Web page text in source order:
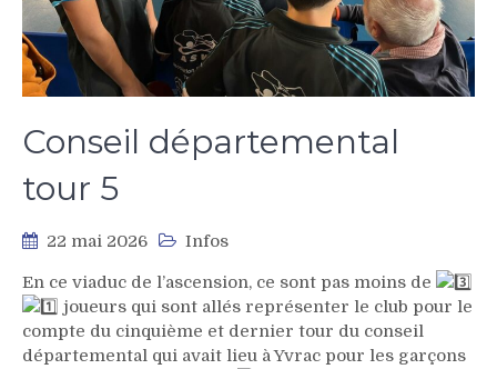
Conseil départemental
tour 5
22 mai 2026 Infos
En ce viaduc de l’ascension, ce sont pas moins de
joueurs qui sont allés représenter le club pour le
compte du cinquième et dernier tour du conseil
départemental qui avait lieu à Yvrac pour les garçons